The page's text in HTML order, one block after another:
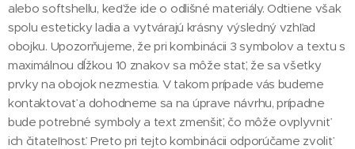
alebo softshellu, keďže ide o odlišné materiály. Odtiene však
spolu esteticky ladia a vytvárajú krásny výsledný vzhľad
obojku. Upozorňujeme, že pri kombinácii 3 symbolov a textu s
maximálnou dĺžkou 10 znakov sa môže stať, že sa všetky
prvky na obojok nezmestia. V takom prípade vás budeme
kontaktovať a dohodneme sa na úprave návrhu, prípadne
bude potrebné symboly a text zmenšiť, čo môže ovplyvniť
ich čitateľnosť. Preto pri tejto kombinácii odporúčame zvoliť